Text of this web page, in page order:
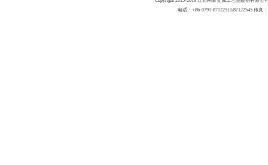
电话：+86-0791-87122511/87122545 传真